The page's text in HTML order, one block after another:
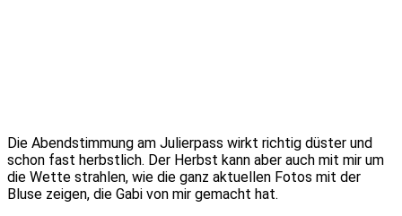
Die Abendstimmung am Julierpass wirkt richtig düster und
schon fast herbstlich. Der Herbst kann aber auch mit mir um
die Wette strahlen, wie die ganz aktuellen Fotos mit der
Bluse zeigen, die Gabi von mir gemacht hat.